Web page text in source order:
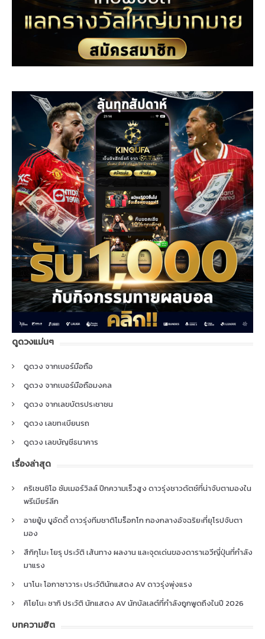
ดูดวงแม่นๆ
ดูดวง จากเบอร์มือถือ
ดูดวง จากเบอร์มือถือมงคล
ดูดวง จากเลขบัตรประชาชน
ดูดวง เลขทะเบียนรถ
ดูดวง เลขบัญชีธนาคาร
เรื่องล่าสุด
คริเซนซิโอ ซัมเมอร์วิลล์ ปีกความเร็วสูง ดาวรุ่งชาวดัตช์ที่น่าจับตามองใน
พรีเมียร์ลีก
อายยู้บ บูอัดดี้ ดาวรุ่งทีมชาติโมร็อกโก กองกลางอัจฉริยะที่ยุโรปจับตา
มอง
สึกิกุโมะ โยรุ ประวัติ เส้นทาง ผลงาน และจุดเด่นของดาราเอวีญี่ปุ่นที่กำลัง
มาแรง
นาโนะ โอกาซาวาระ ประวัตินักแสดง AV ดาวรุ่งพุ่งแรง
คิโยโนะ ซากิ ประวัติ นักแสดง AV นักบัลเลต์ที่กำลังถูกพูดถึงในปี 2026
บทความฮิต